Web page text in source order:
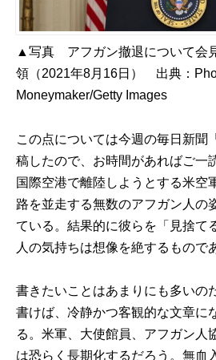
▲写真 アフガン撤退について会
領（2021年8月16日） 出典：
Moneymaker/Getty Images
この点については今週の毎日新聞
稿したので、お時間があればご一
国際空港で離陸しようとする米空
路を並走する無数のアフガン人の
ている。結果的に彼らを「見捨て
人の気持ちは想像を絶するもので
書きたいことはあまりにも多いの
書けば、冷静かつ客観的な文章に
る。米軍、大使館員、アフガン人
は恐らく長期化するだろう。無血